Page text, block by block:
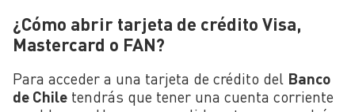
¿Cómo abrir tarjeta de crédito Visa,
Mastercard o FAN?
Para acceder a una tarjeta de crédito del Banco
de Chile tendrás que tener una cuenta corriente